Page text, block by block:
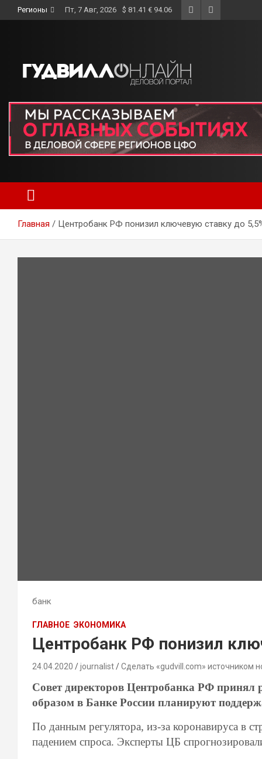
to
Регионы Пт, 7 Авг, 2026 $ 81.41 € 94.06
Главная Центробанк РФ понизил ключевую ставку до
банк
ГЛАВНОЕ ЭКОНОМИКА
Центробанк РФ понизил
24.04.2020 journalist Сделать «gudvill.com» источником
Совет директоров Центробанка РФ
образом в Банке России планируют
По данным регулятора, из-за коронавируса в
падением спроса. Эксперты ЦБ